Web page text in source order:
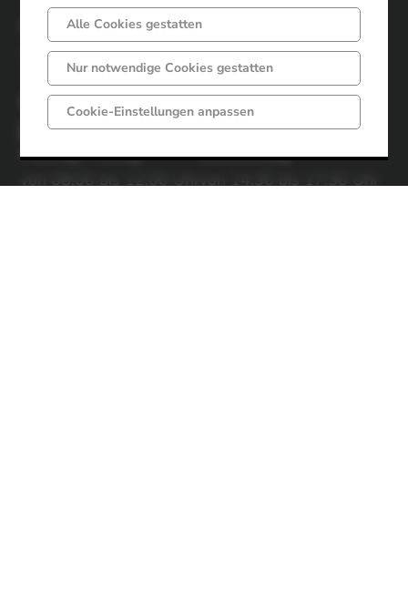
Donnerstag
von 14:30 bis 17:30 Uhr
Weitere Sprechzeiten
nach Vereinbarung.
Öffnungszeiten Sozialamt /
jobcenter / Standesamt
Montag-Freitag
von 08:00 bis 12:00 Uhr
Donnerstag
von 14:30 bis 17:30 Uhr
Alle Cookies gestatten
Nur notwendige Cookies gestatten
Cookie-Einstellungen anpassen